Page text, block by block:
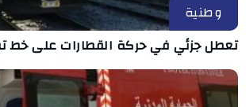
وطنية
تعطل جزئي في حركة القطارات على خط